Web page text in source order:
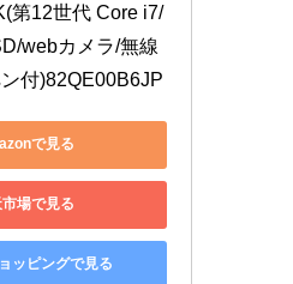
第12世代 Core i7/
webカメラ/無線
付)82QE00B6JP
で見る
場で見る
ッピングで見る